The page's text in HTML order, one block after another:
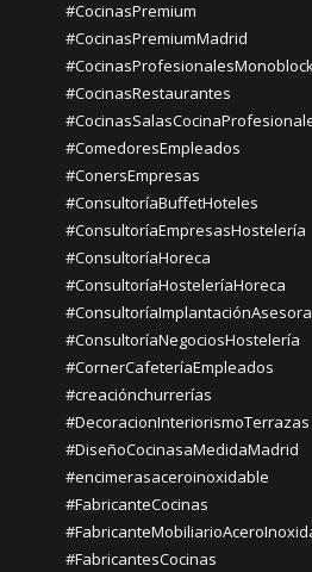
#CocinasPremium
#CocinasPremiumMadrid
#CocinasRestaurantes
#ComedoresEmpleados
#ConersEmpresas
#ConsultoríaBuffetHoteles
#ConsultoríaEmpresasHostelería
#ConsultoríaHoreca
#ConsultoríaHosteleríaHoreca
#ConsultoríaNegociosHostelería
#CornerCafeteríaEmpleados
#creaciónchurrerías
#DecoracionInteriorismoTerrazas
#DiseñoCocinasaMedidaMadrid
#encimerasaceroinoxidable
#FabricanteCocinas
#FabricantesCocinas